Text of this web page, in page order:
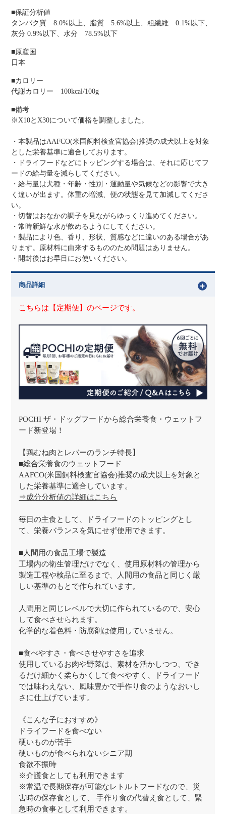
■保証分析値
タンパク質 8.0%以上、脂質 5.6%以上、粗繊維 0.1%以下、
灰分 0.9%以下、水分 78.5%以下
■原産国
日本
■カロリー
代謝カロリー 100kcal/100g
■備考
※X10とX30について価格を調整しました。
・本製品はAAFCO(米国飼料検査官協会)推奨の成犬以上を対象
とした栄養基準に適合しております。
・ドライフードなどにトッピングする場合は、それに応じてフ
ードの給与量を減らしてください。
・給与量は犬種・年齢・性別・運動量や気候などの影響で大き
く違いが出ます。体重の増減、便の状態を見て加減してくださ
い。
・切替はおなかの調子を見ながらゆっくり進めてください。
・常時新鮮な水が飲めるようにしてください。
・製品により色、香り、形状、質感などに違いのある場合があ
ります。原材料に由来するもののため問題はありません。
・開封後はお早目にお使いください。
商品詳細
こちらは【定期便】のページです。
POCHI ザ・ドッグフードから総合栄養食・ウェットフ
ード新登場！
【鶏むね肉とレバーのランチ特長】
■総合栄養食のウェットフード
AAFCO(米国飼料検査官協会)推奨の成犬以上を対象と
した栄養基準に適合しています。
⇒成分分析値の詳細はこちら
毎日の主食として、ドライフードのトッピングとし
て、栄養バランスを気にせず使用できます。
■人間用の食品工場で製造
工場内の衛生管理だけでなく、使用原材料の管理から
製造工程や検品に至るまで、人間用の食品と同じく厳
しい基準のもとで作られています。
人間用と同じレベルで大切に作られているので、安心
して食べさせられます。
化学的な着色料・防腐剤は使用していません。
■食べやすさ・食べさせやすさを追求
使用しているお肉や野菜は、素材を活かしつつ、でき
るだけ細かく柔らかくして食べやすく、ドライフード
では味わえない、風味豊かで手作り食のようなおいし
さに仕上げています。
《こんな子におすすめ》
ドライフードを食べない
硬いものが苦手
硬いものが食べられないシニア期
食欲不振時
※介護食としても利用できます
※常温で長期保存が可能なレトルトフードなので、災
害時の保存食として、 手作り食の代替え食として、緊
急時の食事として利用できます。